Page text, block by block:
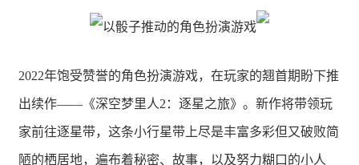
2022年饱受赞誉的角色扮演游戏，在玩家的翘首期盼下推
出续作——《深空梦里人2：逐星之旅》。新作将带领玩
家前往逐星带，这条小行星带上尽是丰富多彩但又破败简
陋的栖居地，遍布着秘密、故事，以及努力糊口的小人